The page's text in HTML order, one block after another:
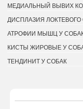
МЕДИАЛЬНЫЙ ВЫВИХ
ДИСПЛАЗИЯ ЛОКТЕВОГО
АТРОФИИ МЫШЦ У
КИСТЫ ЖИРОВЫЕ У
ТЕНДИНИТ У СОБАК